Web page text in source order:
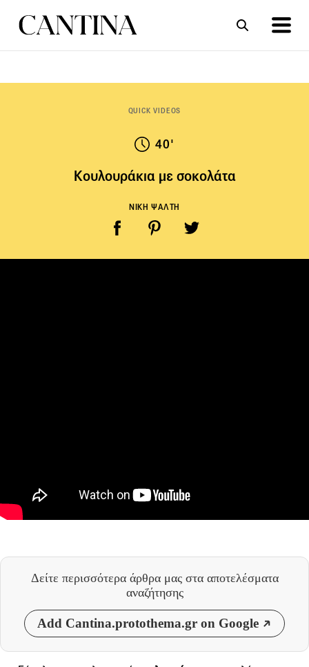
QUICK VIDEOS
40'
Κουλουράκια με σοκολάτα
ΝΙΚΗ ΨΑΛΤΗ
Δείτε περισσότερα άρθρα μας στα αποτελέσματα
αναζήτησης
Add Cantina.protothema.gr on Google